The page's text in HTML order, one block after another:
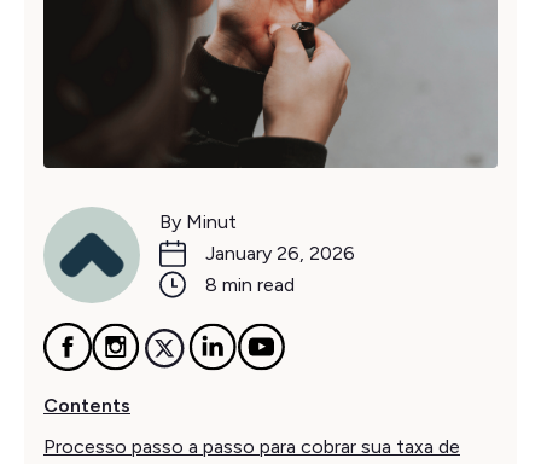
By Minut
January 26, 2026
8 min read
Contents
Processo passo a passo para cobrar sua taxa de